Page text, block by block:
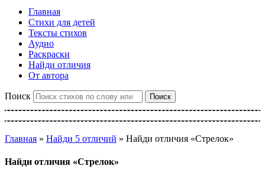
Главная
Стихи для детей
Тексты стихов
Аудио
Раскраски
Найди отличия
От автора
Поиск Поиск
Главная » Найди 5 отличий » Найди отличия «Стрелок»
Найди отличия «Стрелок»